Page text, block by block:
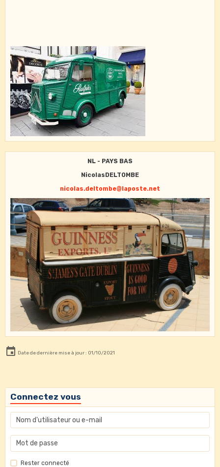
NL - PAYS BAS
NicolasDELTOMBE
nicolas.deltombe@laposte.net
Date de dernière mise à jour : 01/10/2021
Connectez vous
Rester connecté